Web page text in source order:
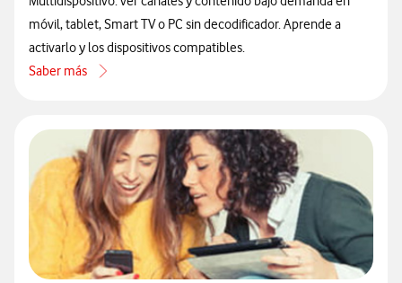
móvil, tablet, Smart TV o PC sin decodificador. Aprende a
activarlo y los dispositivos compatibles.
Saber más
acerca de Qué es TV Multidispositivo